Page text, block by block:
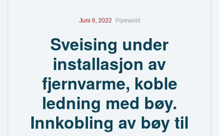
Juni 6, 2022 Pipeweld
Sveising under
installasjon av
fjernvarme, koble
ledning med bøy.
Innkobling av bøy til